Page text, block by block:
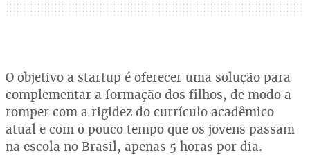
O objetivo a startup é oferecer uma solução para
complementar a formação dos filhos, de modo a
romper com a rigidez do currículo acadêmico
atual e com o pouco tempo que os jovens passam
na escola no Brasil, apenas 5 horas por dia.